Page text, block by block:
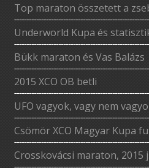
Top maraton összetett a
Underworld Kupa és
Bükk maraton és Vas Balázs
2015 XCO OB betli
UFO vagyok, vagy nem
Csömör XCO Magyar Kupa
Crosskovácsi maraton, 2015